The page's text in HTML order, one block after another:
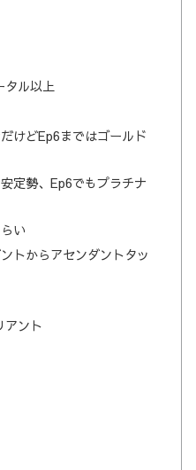
ル以上
どEp6まではゴールド
勢、Ep6でもプラチナ
い
からアセンダントタッ
アント